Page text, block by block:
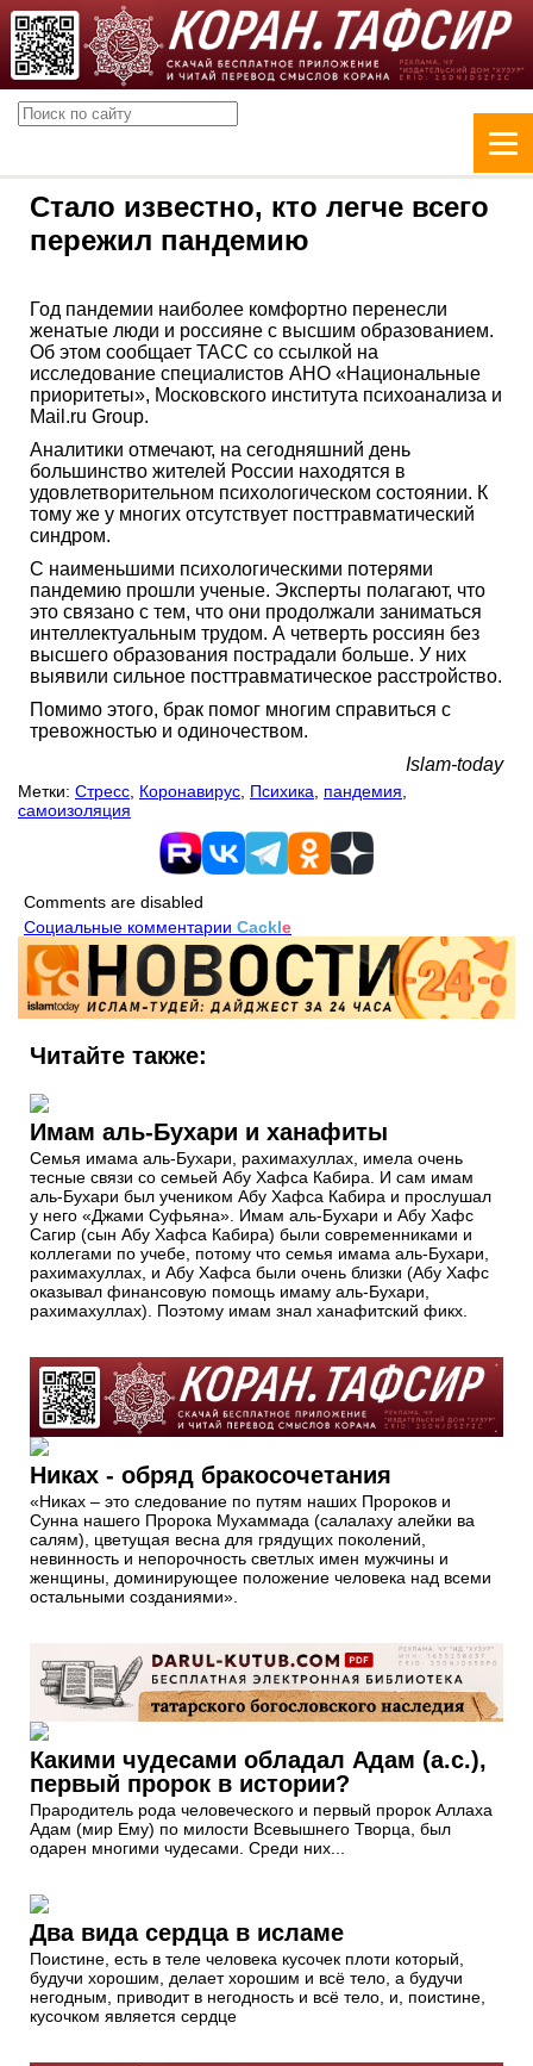
Стало известно, кто легче всего
пережил пандемию
Год пандемии наиболее комфортно перенесли
женатые люди и россияне с высшим образованием.
Об этом сообщает ТАСС со ссылкой на
исследование специалистов АНО «Национальные
приоритеты», Московского института психоанализа и
Mail.ru Group.
Аналитики отмечают, на сегодняшний день
большинство жителей России находятся в
удовлетворительном психологическом состоянии. К
тому же у многих отсутствует посттравматический
синдром.
С наименьшими психологическими потерями
пандемию прошли ученые. Эксперты полагают, что
это связано с тем, что они продолжали заниматься
интеллектуальным трудом. А четверть россиян без
высшего образования пострадали больше. У них
выявили сильное посттравматическое расстройство.
Помимо этого, брак помог многим справиться с
тревожностью и одиночеством.
Islam-today
Метки: Стресс Коронавирус Психика пандемия
самоизоляция
Comments are disabled
Социальные комментарии Cackle
Читайте также:
Имам аль-Бухари и ханафиты
Семья имама аль-Бухари, рахимахуллах, имела очень
тесные связи со семьей Абу Хафса Кабира. И сам имам
аль-Бухари был учеником Абу Хафса Кабира и прослушал
у него «Джами Суфьяна». Имам аль-Бухари и Абу Хафс
Сагир (сын Абу Хафса Кабира) были современниками и
коллегами по учебе, потому что семья имама аль-Бухари,
рахимахуллах, и Абу Хафса были очень близки (Абу Хафс
оказывал финансовую помощь имаму аль-Бухари,
рахимахуллах). Поэтому имам знал ханафитский фикх.
Никах - обряд бракосочетания
«Никах – это следование по путям наших Пророков и
Сунна нашего Пророка Мухаммада (салалаху алейки ва
салям), цветущая весна для грядущих поколений,
невинность и непорочность светлых имен мужчины и
женщины, доминирующее положение человека над всеми
остальными созданиями».
Какими чудесами обладал Адам (а.с.),
первый пророк в истории?
Прародитель рода человеческого и первый пророк Аллаха
Адам (мир Ему) по милости Всевышнего Творца, был
одарен многими чудесами. Среди них...
Два вида сердца в исламе
Поистине, есть в теле человека кусочек плоти который,
будучи хорошим, делает хорошим и всё тело, а будучи
негодным, приводит в негодность и всё тело, и, поистине,
кусочком является сердце